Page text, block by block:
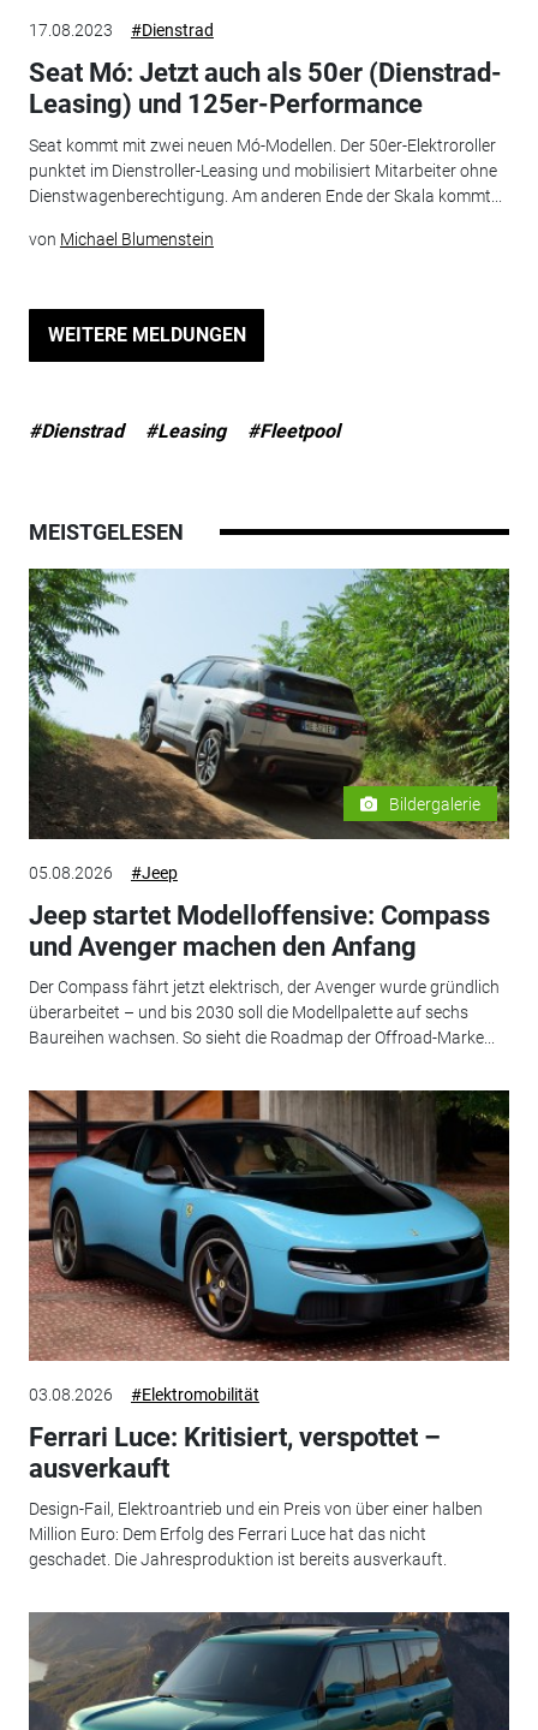
17.08.2023 #Dienstrad
Seat Mó: Jetzt auch als 50er (Dienstrad-
Leasing) und 125er-Performance
Seat kommt mit zwei neuen Mó-Modellen. Der 50er-Elektroroller
punktet im Dienstroller-Leasing und mobilisiert Mitarbeiter ohne
Dienstwagenberechtigung. Am anderen Ende der Skala kommt...
von Michael Blumenstein
WEITERE MELDUNGEN
#Dienstrad #Leasing #Fleetpool
MEISTGELESEN
Bildergalerie
05.08.2026 #Jeep
Jeep startet Modelloffensive: Compass
und Avenger machen den Anfang
Der Compass fährt jetzt elektrisch, der Avenger wurde gründlich
überarbeitet – und bis 2030 soll die Modellpalette auf sechs
Baureihen wachsen. So sieht die Roadmap der Offroad-Marke...
03.08.2026 #Elektromobilität
Ferrari Luce: Kritisiert, verspottet –
ausverkauft
Design-Fail, Elektroantrieb und ein Preis von über einer halben
Million Euro: Dem Erfolg des Ferrari Luce hat das nicht
geschadet. Die Jahresproduktion ist bereits ausverkauft.